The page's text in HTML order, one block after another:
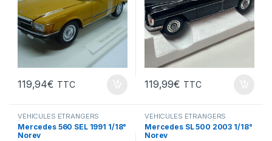
119,94€ TTC 119,99€ TTC
VÉHICULES ÉTRANGERS
(voitures,camions ...)
Mercedes 560 SEL 1991 1/18°
Norev
VÉHICULES ÉTRANGERS
(voitures,camions ...)
Mercedes SL 500 2003 1/18°
Norev